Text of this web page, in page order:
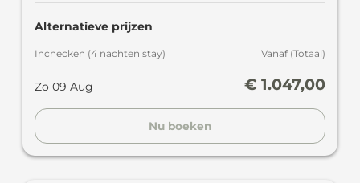
Alternatieve prijzen
Inchecken (4 nachten stay) Vanaf(Totaal)
Zo 09 Aug € 1.047,00
Nu boeken